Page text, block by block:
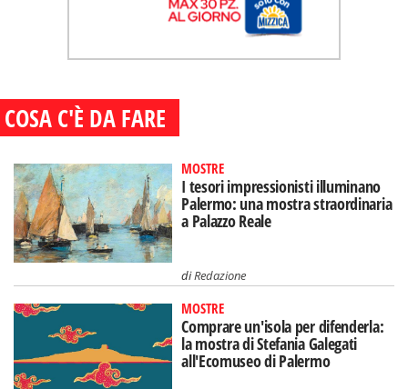
COSA C'È DA FARE
MOSTRE
I tesori impressionisti illuminano
Palermo: una mostra straordinaria
a Palazzo Reale
diRedazione
MOSTRE
Comprare un'isola per difenderla:
la mostra di Stefania Galegati
all'Ecomuseo di Palermo